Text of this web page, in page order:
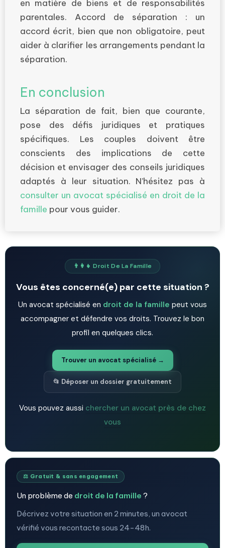
en matière de biens et de responsabilités
parentales. Accord de séparation : un
accord écrit, bien que non obligatoire, peut
aider à clarifier les arrangements pendant la
séparation.
En conclusion
La séparation de fait, bien que courante,
pose des défis juridiques et pratiques
spécifiques. Les couples doivent être
conscients des implications de cette
décision et envisager des conseils juridiques
adaptés à leur situation. N’hésitez pas à
consulter un avocat spécialisé en droit de la
famille pour vous guider.
👨‍👩‍👧 Droit De La Famille
Vous êtes concerné(e) par cette situation ?
Un avocat spécialisé en droit de la famille peut vous
accompagner et défendre vos droits. Trouvez le bon
profil en quelques clics.
Trouver un avocat spécialisé →
📂 Déposer un dossier gratuitement
Vous pouvez aussi chercher un avocat près de chez
vous
⚖️ Gratuit & sans engagement
Un problème de droit de la famille ?
Décrivez votre situation en 2 minutes, un avocat
vérifié vous recontacte sous 24-48h.